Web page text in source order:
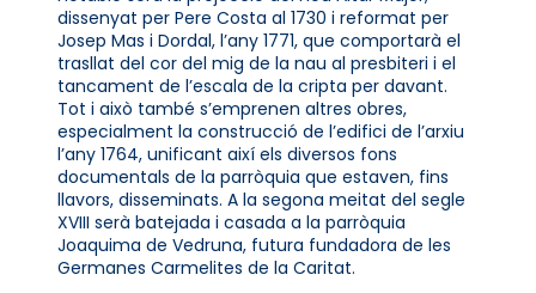
dissenyat per Pere Costa al 1730 i reformat per
Josep Mas i Dordal, l’any 1771, que comportarà el
trasllat del cor del mig de la nau al presbiteri i el
tancament de l’escala de la cripta per davant.
Tot i això també s’emprenen altres obres,
especialment la construcció de l’edifici de l’arxiu
l’any 1764, unificant així els diversos fons
documentals de la parròquia que estaven, fins
llavors, disseminats. A la segona meitat del segle
XVIII serà batejada i casada a la parròquia
Joaquima de Vedruna, futura fundadora de les
Germanes Carmelites de la Caritat.